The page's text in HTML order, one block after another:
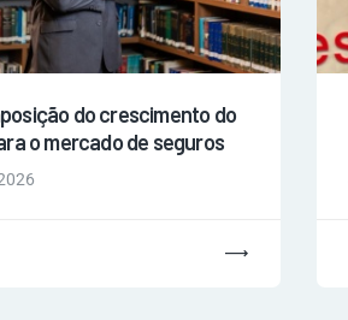
do crescimento do
o mercado de seguros